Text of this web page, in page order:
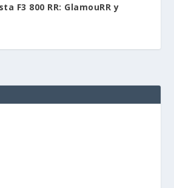
F3 800 RR: GlamouRR y